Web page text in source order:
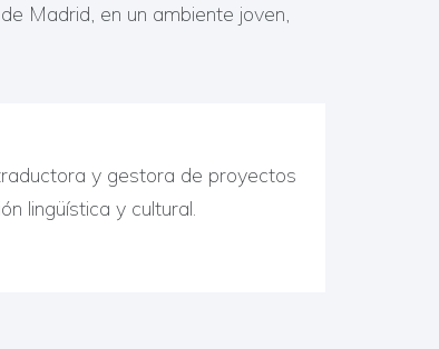
Madrid, en un ambiente joven,
y gestora de proyectos
lingüística y cultural.